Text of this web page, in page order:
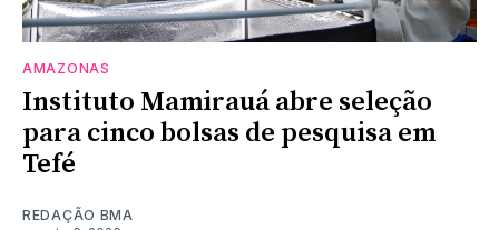
AMAZONAS
Instituto Mamirauá abre seleção
para cinco bolsas de pesquisa em
Tefé
REDAÇÃO BMA